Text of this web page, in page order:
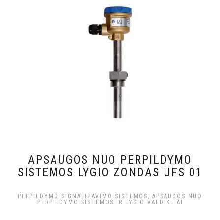
APSAUGOS NUO PERPILDYMO
SISTEMOS LYGIO ZONDAS UFS 01
PERPILDYMO SIGNALIZAVIMO SISTEMOS, APSAUGOS NUO
PERPILDYMO SISTEMOS IR LYGIO VALDIKLIAI